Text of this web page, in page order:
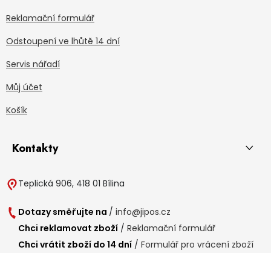
Reklamační formulář
Odstoupení ve lhůtě 14 dní
Servis nářadí
Můj účet
Košík
Kontakty
Teplická 906, 418 01 Bílina
Dotazy směřujte na / info@jipos.cz
Chci reklamovat zboží / Reklamační formulář
Chci vrátit zboží do 14 dní / Formulář pro vrácení zboží